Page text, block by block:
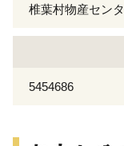
椎葉村物産セン
5454686